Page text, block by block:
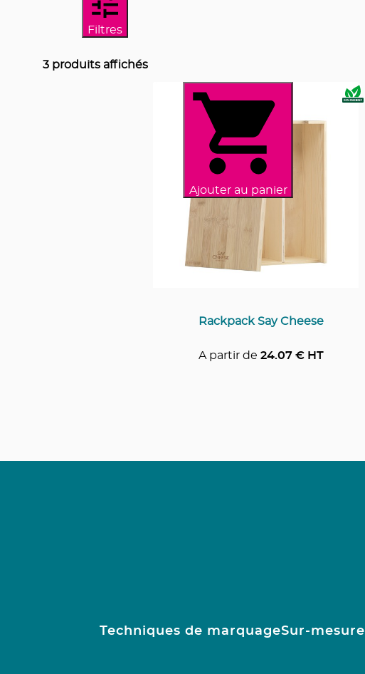
Filtres
3 produits affichés
Ajouter au panier
Rackpack Say Cheese
A partir de 24.07 € HT
Techniques de marquageSur-mesure